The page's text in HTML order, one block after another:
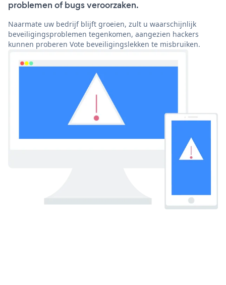
problemen of bugs veroorzaken.
Naarmate uw bedrijf blijft groeien, zult u waarschijnlijk
beveiligingsproblemen tegenkomen, aangezien hackers
kunnen proberen Vote beveiligingslekken te misbruiken.